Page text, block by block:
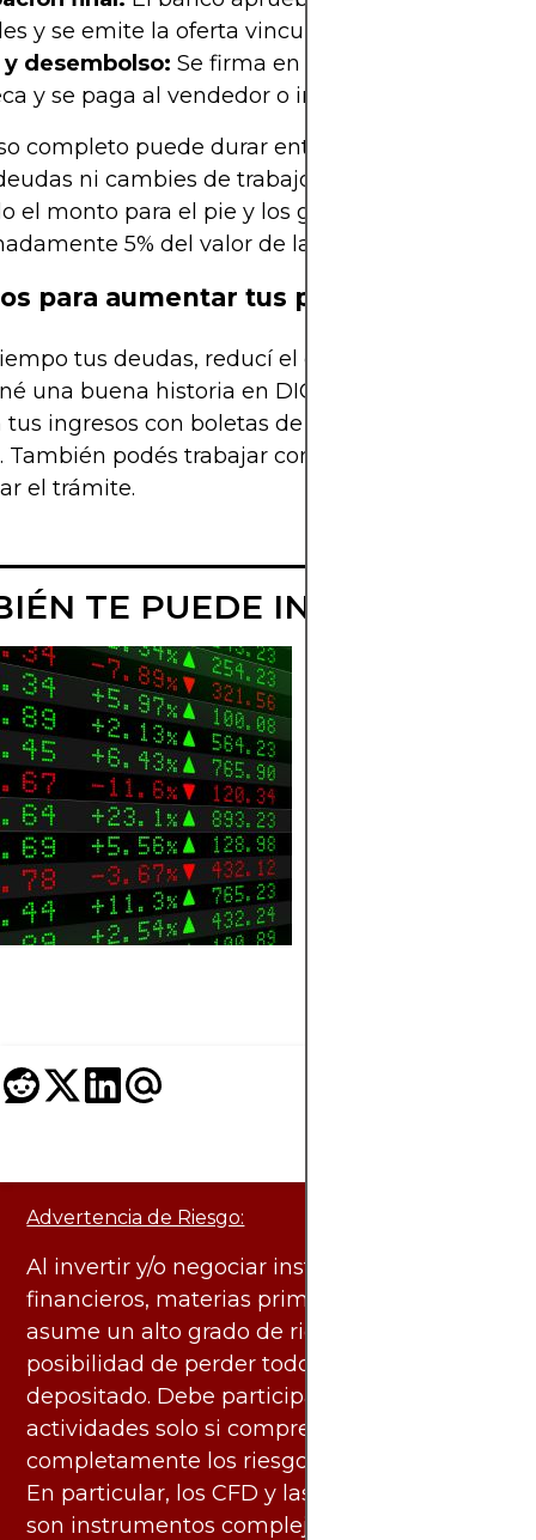
y se emite la oferta vinculante.
desembolso: Se firma en notaría, se inscribe la
y se paga al vendedor o inmobiliaria.
completo puede durar entre 30 y 60 días. No
ni cambies de trabajo durante ese
el monto para el pie y los gastos operacionales
5% del valor de la propiedad).
para aumentar tus posibilidades
tus deudas, reducí el cupo utilizado en
una buena historia en DICOM. Si eres
tus ingresos con boletas de honorarios y
También podés trabajar con un bróker
el trámite.
TE PUEDE INTERESAR
Advertencia de Riesgo:
Al invertir y/o negociar instrumentos
financieros, materias primas y otros activos,
asume un alto grado de riesgo. Existe la
posibilidad de perder todo el capital
depositado. Debe participar en estas
actividades solo si comprende
completamente los riesgos asociados.
En particular, los CFD y las criptomonedas
son instrumentos complejos y conllevan un